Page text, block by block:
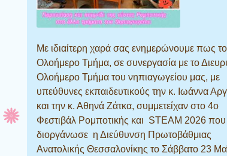
Με ιδιαίτερη χαρά σας ενημερώνουμε πως
Ολοήμερο Τμήμα, σε συνεργασία με το
Ολοήμερο Τμήμα του νηπιαγωγείου μας, με
υπεύθυνες εκπαιδευτικούς την κ. Ιωάννα
και την κ. Αθηνά Ζάτκα, συμμετείχαν στο 4ο
Φεστιβάλ Ρομποτικής και STEAM 2026 που
διοργάνωσε η Διεύθυνση Πρωτοβάθμιας
Ανατολικής Θεσσαλονίκης το Σάββατο 23